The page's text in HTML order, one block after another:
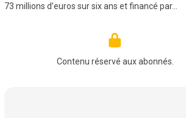
73 millions d’euros sur six ans et financé par…
Contenu réservé aux abonnés.